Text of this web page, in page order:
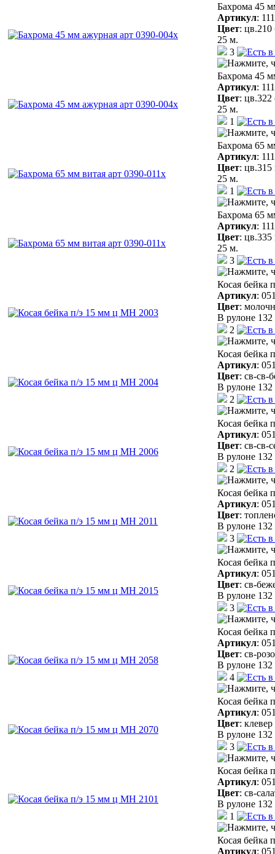
Бахрома 45
Артикул:
Цвет: цв.210
25 м.
3
Бахрома 45
Артикул:
Цвет: цв.322
25 м.
1
Бахрома 65
Артикул:
Цвет: цв.315
25 м.
1
Бахрома 65
Артикул:
Цвет: цв.335
25 м.
3
Косая бейка
Артикул:
Цвет:
В рулоне
2
Косая бейка
Артикул:
Цвет: св-св-
В рулоне
2
Косая бейка
Артикул:
Цвет: св-св-
В рулоне
2
Косая бейка
Артикул:
Цвет:
В рулоне
3
Косая бейка
Артикул:
Цвет: св-
В рулоне
3
Косая бейка
Артикул:
Цвет: св-
В рулоне
4
Косая бейка
Артикул:
Цвет: клевер
В рулоне
3
Косая бейка
Артикул:
Цвет: св-
В рулоне
1
Косая бейка
Артикул: